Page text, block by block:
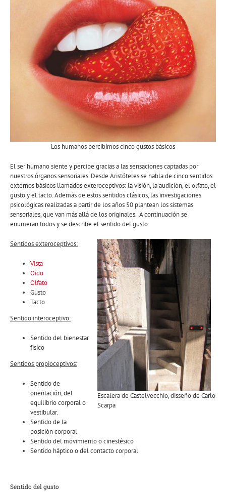
Los humanos percibimos cinco gustos básicos
El ser humano siente y percibe gracias a las sensaciones captadas por
nuestros órganos sensoriales. Desde Aristóteles se habla de cinco sentidos
externos básicos llamados exteroceptivos: la visión, la audición, el olfato, el
gusto y el tacto. Además de estos sentidos clásicos, las investigaciones
psicológicas realizadas a partir de los años 50 plantean los sistemas
sensoriales, que van más allá de los originales. A continuación se
enumeran todos y se describe el sentido del gusto.
Escalera de Castelvecchio, disseño de Carlo
Scarpa
Sentidos exteroceptivos:
Vista
Oído
Olfato
Gusto
Tacto
Sentido interoceptivo:
Sentido del bienestar
físico
Sentidos propioceptivos:
Sentido de
orientación, del
equilibrio corporal o
vestibular.
Sentido de la
posición corporal
Sentido del movimiento o cinestésico
Sentido háptico o del contacto corporal
Sentido del gusto